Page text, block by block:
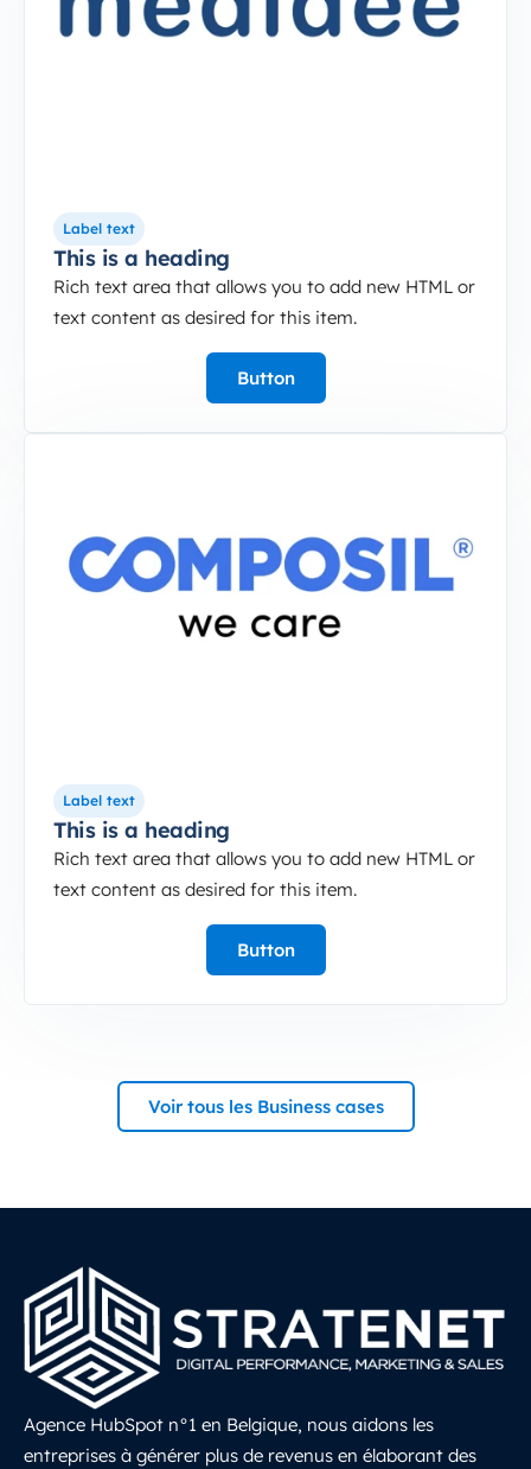
Label text
This is a heading
Rich text area that allows you to add new HTML or
text content as desired for this item.
Button
Label text
This is a heading
Rich text area that allows you to add new HTML or
text content as desired for this item.
Button
Voir tous les Business cases
Agence HubSpot n°1 en Belgique, nous aidons les
entreprises à générer plus de revenus en élaborant des